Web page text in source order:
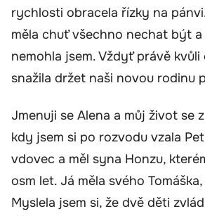
rychlosti obracela řízky na
měla chuť všechno nechat být
nemohla jsem. Vždyť právě kvůli
snažila držet naši novou rodinu
Jmenuji se Alena a můj život se
kdy jsem si po rozvodu vzala
vdovec a měl syna Honzu,
osm let. Já měla svého
Myslela jsem si, že dvě děti